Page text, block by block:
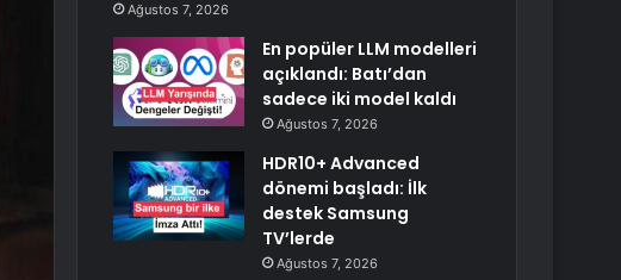
Ağustos 7, 2026
En popüler LLM modelleri
açıklandı: Batı’dan
sadece iki model kaldı
Ağustos 7, 2026
HDR10+ Advanced
dönemi başladı: İlk
destek Samsung
TV’lerde
Ağustos 7, 2026